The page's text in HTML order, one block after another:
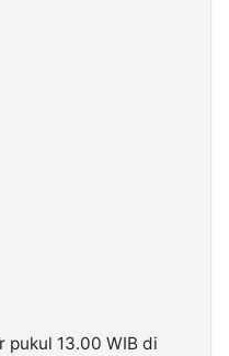
pukul 13.00 WIB di